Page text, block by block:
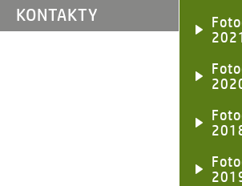
KONTAKTY